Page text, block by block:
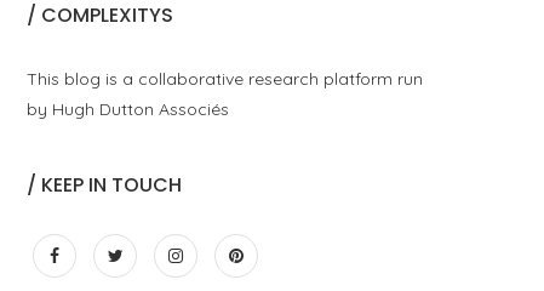
/ COMPLEXITYS
This blog is a collaborative research platform run
by Hugh Dutton Associés
/ KEEP IN TOUCH